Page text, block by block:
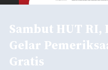
Sambut HUT RI,
Gelar
Gratis